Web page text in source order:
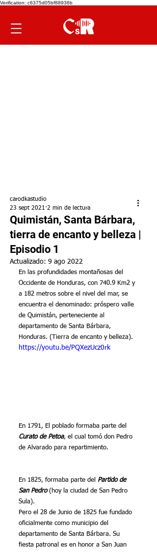
Verification: c6375d05bf88936b
Quimistán, Santa Bárbara,
tierra de encanto y belleza |
Episodio 1
carodkastudio
23 sept 2021 2 min de lectura
Actualizado: 9 ago 2022
En las profundidades montañosas del
Occidente de Honduras, con 740.9 Km2 y
a 182 metros sobre el nivel del mar, se
encuentra el denominado: próspero valle
de Quimistán, perteneciente al
departamento de Santa Bárbara,
Honduras. (Tierra de encanto y belleza).
https://youtu.be/PQXezUcz0rk
En 1791, El poblado formaba parte del
Curato de Petoa, el cual tomó don Pedro
de Alvarado para repartimiento.
En 1825, formaba parte del Partido de
San Pedro (hoy la ciudad de San Pedro
Sula).
Pero el 28 de Junio de 1825 fue fundado
oficialmente como municipio del
departamento de Santa Bárbara. Su
fiesta patronal es en honor a San Juan